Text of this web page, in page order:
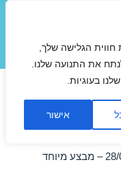
הגלישה שלך,
את התנועה שלנו.
בעוגיות.
אישור
תפריטים
ווידג'טים
מבצע טיסה זולה לברצלונה ב-28/03/2014 – מבצע מיוחד